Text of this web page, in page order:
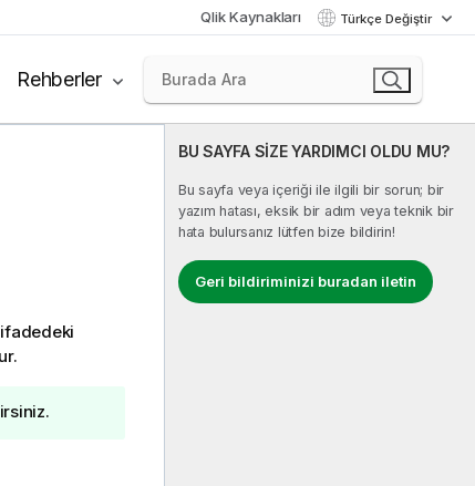
Qlik Kaynakları Türkçe Değiştir
Rehberler
BU SAYFA SİZE YARDIMCI OLDU MU?
Bu sayfa veya içeriği ile ilgili bir sorun; bir
yazım hatası, eksik bir adım veya teknik bir
hata bulursanız lütfen bize bildirin!
Geri bildiriminizi buradan iletin
ifadedeki